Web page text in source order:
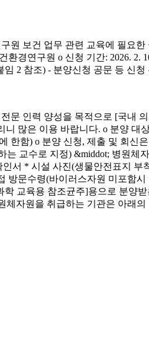
보건 업무 관련 교육에 필요
연구원 o 신청 기간: 2026. 2.
2 참조) - 분양신청 공문 등 신
문 인력 양성을 목적으로 [국내
많은 이용 바랍니다. o 분양 대
한함) o 분양 신청, 제출 및 회신
교수로 지정) &middot; 병원체
서 * 시설 사진(생물안전표지
방문수령(바이러스자원 미포함
교육용 참조균주]용으로 분양
자원을 취급하는 기관은 아래